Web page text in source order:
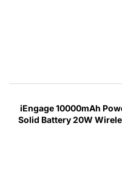
iEngage 10000mAh
Solid Battery 20W